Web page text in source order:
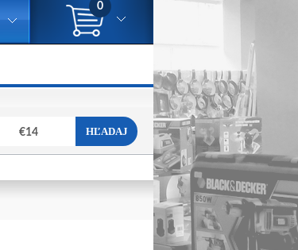
€14 HĽADAJ
0